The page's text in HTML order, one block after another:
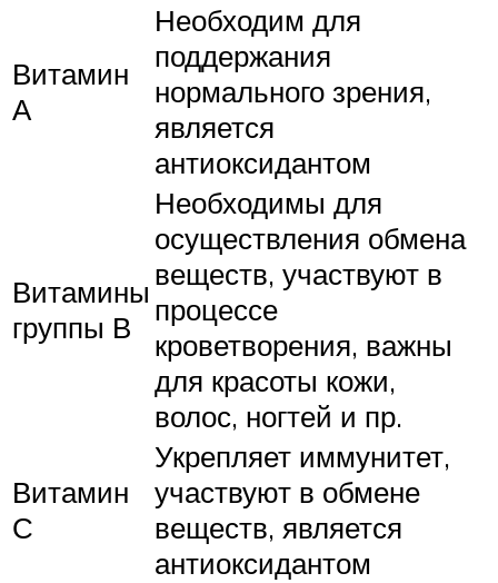
Витамин
А
Необходим для
поддержания
нормального зрения,
является
антиоксидантом
Витамины
группы В
Необходимы для
осуществления обмена
веществ, участвуют в
процессе
кроветворения, важны
для красоты кожи,
волос, ногтей и пр.
Витамин
С
Укрепляет иммунитет,
участвуют в обмене
веществ, является
антиоксидантом